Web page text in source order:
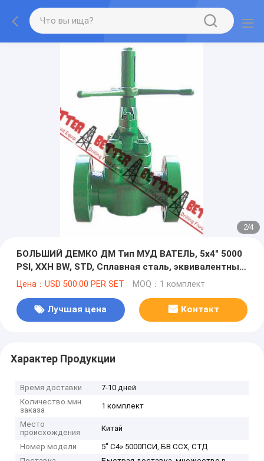
2/4
БОЛЬШИЙ ДЕМКО ДМ Тип МУД ВАТЕЛЬ, 5х4" 5000
PSI, XXH BW, STD, Сплавная сталь, эквивалентный
Кэмерону.
Цена：USD 500.00 PER SET MOQ：1 комплект
Лучшая цена Контакт
Характер Продукции
Время доставки
7-10 дней
Количество мин
заказа
1 комплект
Место
происхождения
Китай
Номер модели
5" С4» 5000ПСИ, БВ ССХ, СТД